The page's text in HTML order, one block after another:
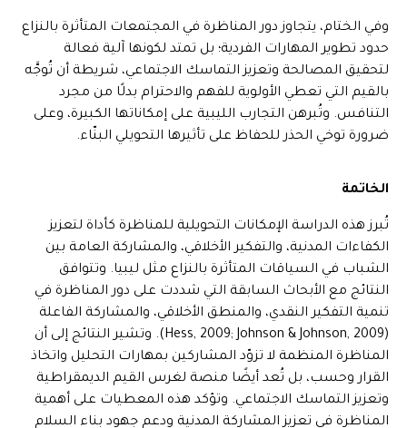
وفي الختام، يتجاوز دور المناظرة في المجتمعات المتأثرة بالنزاع
حدود تطوير المهارات الفردية؛ بل تمتد لكونها آلية فعالة
لتحقيق المصالحة وتعزيز التماسك الاجتماعي، شريطة أن تُوجَّه
بالقيم التي تعطي الأولوية للفهم والاحترام بدلًا من مجرد
التنافس. وتُبرهن التجارب الليبية على إمكاناتها الكبيرة، وعلى
ضرورة توخي الحذر للحفاظ على تأثيرها التحويلي البنّاء.
الخاتمة
تُبرز هذه الدراسة الإمكانات التحويلية للمناظرة كأداة لتعزيز
الكفاءات المدنية، والتفكير الأخلاقي، والمشاركة العامة بين
الشباب في السياقات المتأثرة بالنزاع مثل ليبيا. وتتوافق
النتائج مع الأبحاث السابقة التي شددت على دور المناظرة في
تنمية التفكير النقدي، والمنطق الأخلاقي، والمشاركة الفاعلة
(Hess, 2009; Johnson & Johnson, 2009). وتشير النتائج إلى أن
المناظرة المنظمة لا تزوّد المشاركين بمهارات التحليل واتخاذ
القرار وحسب، بل تُعد أيضًا منصة لغرس القيم الديمقراطية
وتعزيز التماسك الاجتماعي. وتؤكد هذه المعطيات على أهمية
المناظرة في تعزيز المشاركة المدنية ودعم جهود بناء السلام